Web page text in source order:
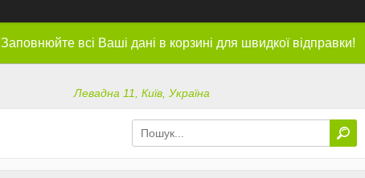
Заповнюйте всі Ваші дані в корзині для швидкої відправки!
Левадна 11, Київ, Україна